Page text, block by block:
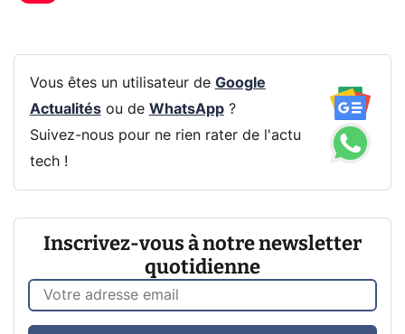
Vous êtes un utilisateur de Google
Actualitésou de WhatsApp?
Suivez-nous pour ne rien rater de l'actu
tech !
Inscrivez-vous à notre newsletter
quotidienne